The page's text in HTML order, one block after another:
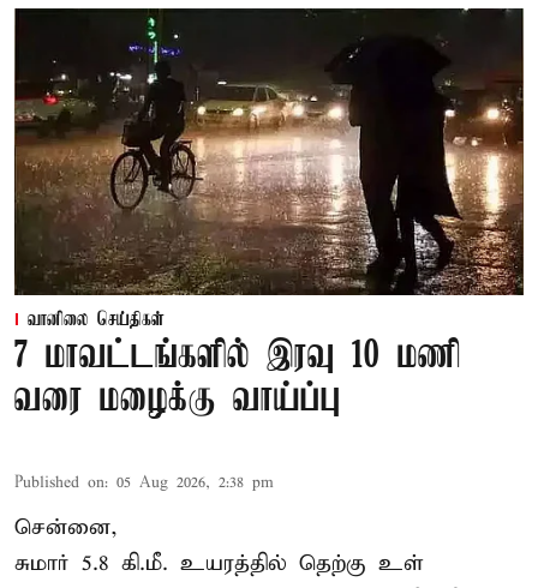
வானிலை செய்திகள்
7 மாவட்டங்களில் இரவு 10 மணி
வரை மழைக்கு வாய்ப்பு
Published on: 05 Aug 2026, 2:38 pm
சென்னை,
சுமார் 5.8 கி.மீ. உயரத்தில் தெற்கு உள்